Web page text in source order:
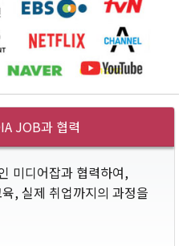
JOB과 협력
미디어잡과 협력하여,
, 실제 취업까지의 과정을